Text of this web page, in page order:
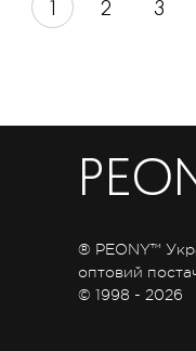
1 2 3
® PEONY™
оптовий
© 1998 - 2026